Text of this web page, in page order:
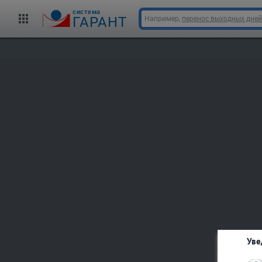
cистема
ГАРАНТ Например, перенос выходных дней